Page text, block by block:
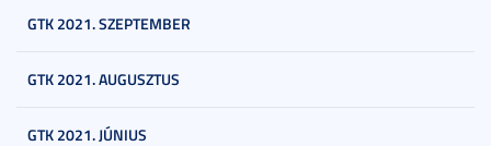
GTK 2021. SZEPTEMBER
GTK 2021. AUGUSZTUS
GTK 2021. JÚNIUS